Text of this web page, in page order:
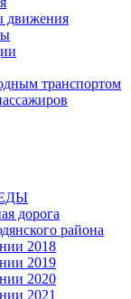
движения
транспортом
дорога
района
2018
2019
2020
2021